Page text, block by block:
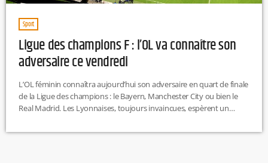
Sport
Ligue des champions F : l’OL va connaître son
adversaire ce vendredi
L’OL féminin connaîtra aujourd’hui son adversaire en quart de finale
de la Ligue des champions : le Bayern, Manchester City ou bien le
Real Madrid. Les Lyonnaises, toujours invaincues, espèrent un
Objectif : une 14e qualification en demi-finale. EP